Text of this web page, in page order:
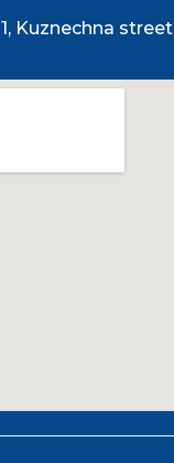
1, Kuznechna street